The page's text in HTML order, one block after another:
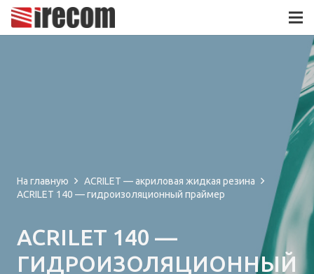
На главную
ACRILET — акриловая жидкая резина
ACRILET 140 — гидроизоляционный праймер
ACRILET 140 —
ГИДРОИЗОЛЯЦИОННЫЙ